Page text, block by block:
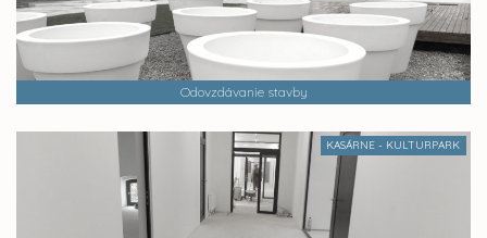
Odovzdávanie stavby
KASÁRNE - KULTURPARK